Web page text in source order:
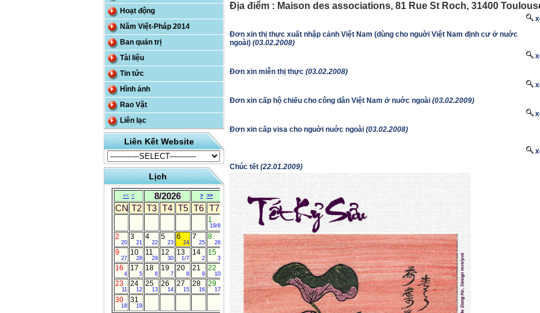
Hoạt động
Năm Việt-Pháp 2014
Ban quản trị
Tài liệu
Tin tức
Hình ảnh
Rao Vặt
Liên lạc
Liên Kết Website
Lịch
<< < 8/2026 > >>
CN T2 T3 T4 T5 T6 T7
1
19/6
2
20
3
21
4
22
5
23
6
24
7
25
8
26
9
27
10
28
11
29
12
30
13
1/7
14
2
15
3
16
4
17
5
18
6
19
7
20
8
21
9
22
10
23
11
24
12
25
13
26
14
27
15
28
16
29
17
30
18
31
19
Địa điểm : Maison des associations, 81 Rue St Roch, 31400
Đơn xin thị thực xuất nhập cảnh Việt Nam (dùng cho nguời Việt Nam định cư ở nuớc
ngoài) (03.02.2008)
Đơn xin miễn thị thực (03.02.2008)
Đơn xin cấp hộ chiếu cho công dân Việt Nam ở nuớc ngoài (03.02.2009)
Đơn xin cấp visa cho nguời nuớc ngoài (03.02.2008)
Chúc tết (22.01.2009)